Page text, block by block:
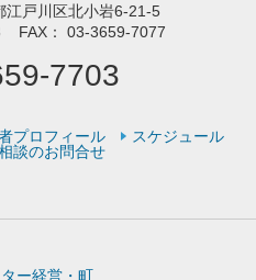
戸川区北小岩6-21-5
FAX： 03-3659-7077
7703
プロフィール
スケジュール
談のお問合せ
ー経営・町